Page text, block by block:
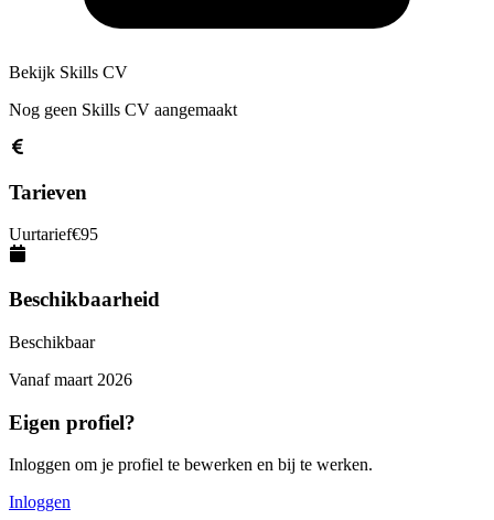
Bekijk Skills CV
Nog geen Skills CV aangemaakt
Tarieven
Uurtarief€95
Beschikbaarheid
Beschikbaar
Vanaf maart 2026
Eigen profiel?
Inloggen om je profiel te bewerken en bij te werken.
Inloggen